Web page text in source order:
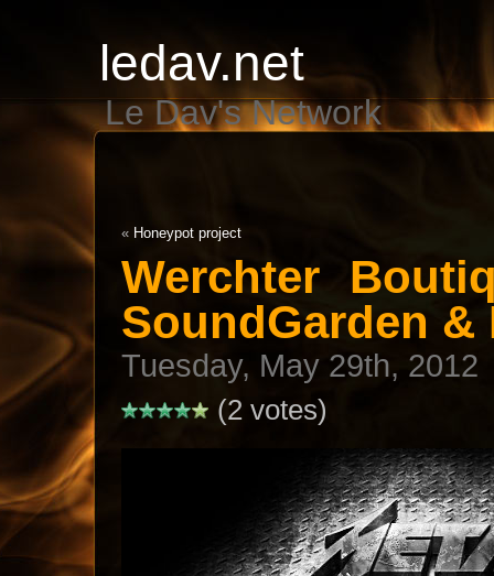
ledav.net
Le Dav's Network
« Honeypot project
Werchter
SoundGarden &
Tuesday, May 29th, 2012
(2 votes)